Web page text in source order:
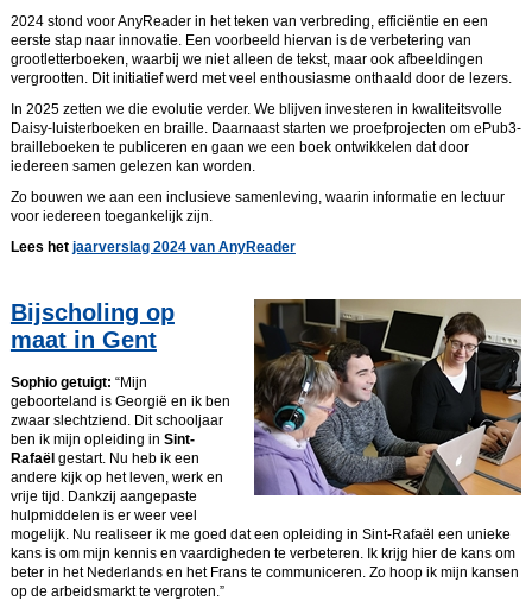
2024 stond voor AnyReader in het teken van verbreding, efficiëntie en een
eerste stap naar innovatie. Een voorbeeld hiervan is de verbetering van
grootletterboeken, waarbij we niet alleen de tekst, maar ook afbeeldingen
vergrootten. Dit initiatief werd met veel enthousiasme onthaald door de lezers.
In 2025 zetten we die evolutie verder. We blijven investeren in kwaliteitsvolle
Daisy-luisterboeken en braille. Daarnaast starten we proefprojecten om ePub3-
brailleboeken te publiceren en gaan we een boek ontwikkelen dat door
iedereen samen gelezen kan worden.
Zo bouwen we aan een inclusieve samenleving, waarin informatie en lectuur
voor iedereen toegankelijk zijn.
Lees het jaarverslag 2024 van AnyReader
Bijscholing op
maat in Gent
Sophio getuigt: “Mijn
geboorteland is Georgië en ik ben
zwaar slechtziend. Dit schooljaar
ben ik mijn opleiding in Sint-
Rafaëlgestart. Nu heb ik een
andere kijk op het leven, werk en
vrije tijd. Dankzij aangepaste
hulpmiddelen is er weer veel
mogelijk. Nu realiseer ik me goed dat een opleiding in Sint-Rafaël een unieke
kans is om mijn kennis en vaardigheden te verbeteren. Ik krijg hier de kans om
beter in het Nederlands en het Frans te communiceren. Zo hoop ik mijn kansen
op de arbeidsmarkt te vergroten.”